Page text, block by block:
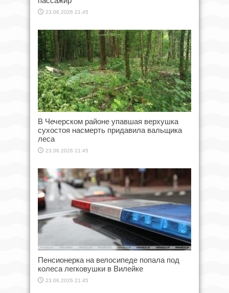
23.06.2026 21:45
В Чечерском районе упавшая верхушка
сухостоя насмерть придавила вальщика
леса
23.06.2026 21:45
Пенсионерка на велосипеде попала под
колеса легковушки в Вилейке
23.06.2026 21:45